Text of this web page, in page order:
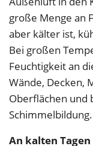
große Menge an
aber kälter ist,
Bei großen
Feuchtigkeit an
Wände, Decken,
Oberflächen und
Schimmelbildung.
An kalten Tagen